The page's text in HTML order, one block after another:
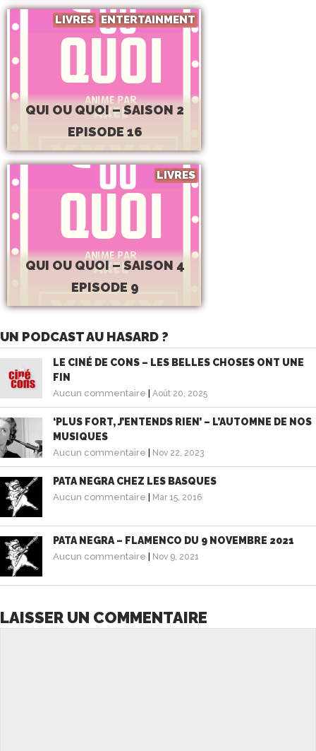
ENTERTAINMENT
LIVRES
QUI OU QUOI – SAISON 2
EPISODE 16
LIVRES
QUI OU QUOI – SAISON 4
EPISODE 9
UN PODCAST AU HASARD ?
LE CINÉ DE CONS – LES BELLES CHOSES ONT UNE
FIN
Aucun commentaire Août 20, 2025
‘PLUS FORT, J’ENTENDS RIEN’ – L’AUTOMNE DE NOS
MUSIQUES
Aucun commentaire Nov 22, 2023
PATA NEGRA CHEZ LES BASQUES
Aucun commentaire Mar 15, 2016
PATA NEGRA – FLAMENCO DU 9 NOVEMBRE 2021
Aucun commentaire Nov 9, 2021
LAISSER UN COMMENTAIRE